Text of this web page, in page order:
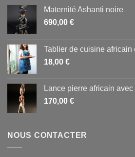
Maternité Ashanti noire
690,00 €
Tablier de cuisine africain
18,00 €
Lance pierre africain
170,00 €
NOUS CONTACTER